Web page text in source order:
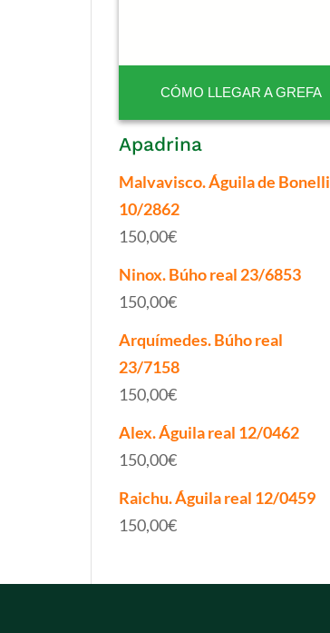
CÓMO LLEGAR A GREFA
Apadrina
Malvavisco. Águila de Bonelli
10/2862
150,00€
Ninox. Búho real 23/6853
150,00€
Arquímedes. Búho real
23/7158
150,00€
Alex. Águila real 12/0462
150,00€
Raichu. Águila real 12/0459
150,00€